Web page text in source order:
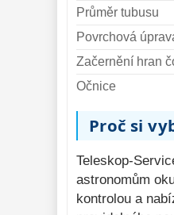
Průměr tubusu
Povrchová
Začernění hran
Očnice
Proč si
Teleskop-
astronomům
kontrolou a